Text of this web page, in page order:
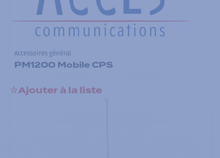
Accessoires général
PM1200 Mobile CPS
Ajouter à la liste